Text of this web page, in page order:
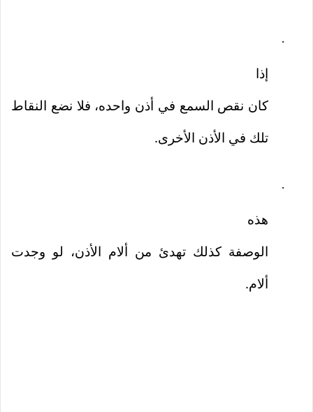
·
إذا
كان نقص السمع في أذن واحده، فلا نضع النقاط
تلك في الأذن الأخرى.
·
هذه
الوصفة كذلك تهدئ من ألام الأذن، لو وجدت
ألام.